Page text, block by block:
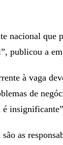
nacional que
publicou a
à vaga
de
as